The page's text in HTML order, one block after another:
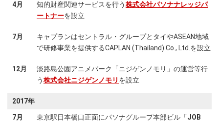
4月 知的財産関連サービスを行う株式会社パソナナレッジパ
ートナーを設立
7月
キャプランはセントラル・グループとタイやASEAN地域
で研修事業を提供するCAPLAN (Thailand) Co., Ltd.を設立
12月
淡路島公園アニメパーク「ニジゲンノモリ」の運営等行
う株式会社ニジゲンノモリ を設立
2017年
7月 東京駅日本橋口正面にパソナグループ本部ビル「JOB